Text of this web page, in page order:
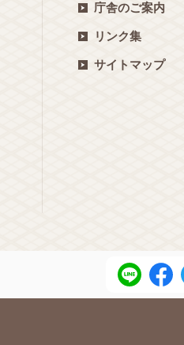
庁舎のご案内
リンク集
サイトマップ